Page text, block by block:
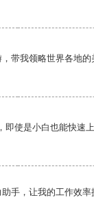
带我领略世界各地的
使是小白也能快速上
手，让我的工作效